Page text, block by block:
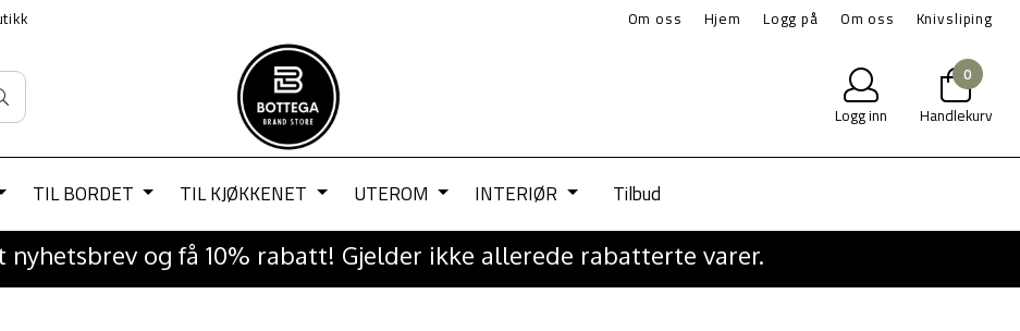
Om oss Hjem Logg på Om oss Knivsliping
Logg inn
0
Handlekurv
TIL BORDET TIL KJØKKENET UTEROM INTERIØR Tilbud
nyhetsbrev og få 10% rabatt! Gjelder ikke allerede rabatterte varer.